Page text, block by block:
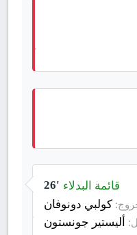
26' قائمة البدلاء
كولبي دونوفان
أليستير جونستون